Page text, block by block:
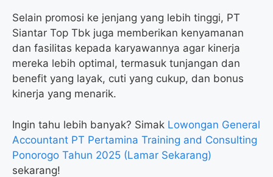
Selain promosi ke jenjang yang lebih tinggi, PT
Siantar Top Tbk juga memberikan kenyamanan
dan fasilitas kepada karyawannya agar kinerja
mereka lebih optimal, termasuk tunjangan dan
benefit yang layak, cuti yang cukup, dan bonus
kinerja yang menarik.
Ingin tahu lebih banyak? Simak Lowongan General
Accountant PT Pertamina Training and Consulting
Ponorogo Tahun 2025 (Lamar Sekarang)
sekarang!